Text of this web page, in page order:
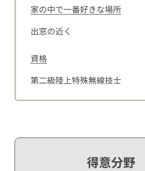
家の中で一番好きな場所
出窓の近く
資格
第二級陸上特殊無線技士
得意分野